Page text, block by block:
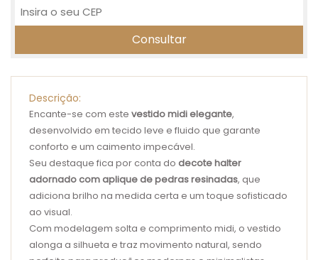
Descrição:
Encante-se com este vestido midi elegante,
desenvolvido em tecido leve e fluido que garante
conforto e um caimento impecável.
Seu destaque fica por conta do decote halter
adornado com aplique de pedras resinadas, que
adiciona brilho na medida certa e um toque sofisticado
ao visual.
Com modelagem solta e comprimento midi, o vestido
alonga a silhueta e traz movimento natural, sendo